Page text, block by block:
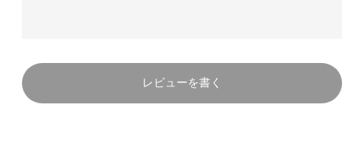
レビューを書く